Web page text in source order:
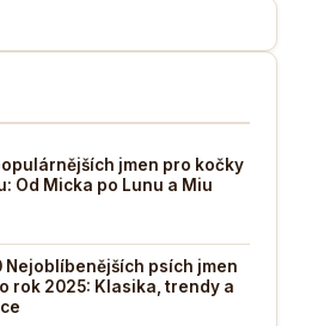
jmen pro kočky
Od Micka po Lunu a Miu
Nejoblíbenějších psích jmen
rok 2025: Klasika, trendy a